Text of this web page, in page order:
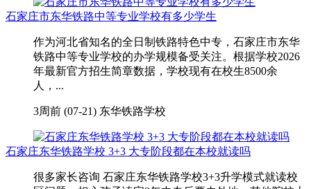
石家庄市东华铁路中等专业学校有多少学生
作为河北省知名的全日制铁路特色中专，石家庄市东华
铁路中等专业学校的办学规模备受关注。根据学校2026
年最新官方招生简章数据，学校现有在校生8500余
人，...
3周前 (07-21) 东华铁路学校
石家庄东华铁路学校 3+3 大专阶段都在本校就读吗
很多家长咨询 石家庄东华铁路学校3+3升学模式就读校